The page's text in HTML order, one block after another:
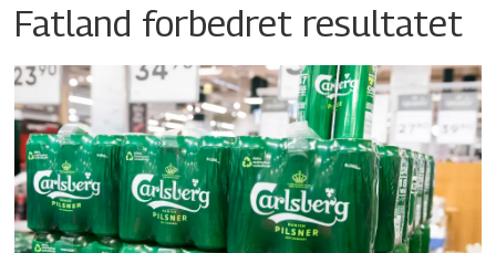
Fatland forbedret resultatet